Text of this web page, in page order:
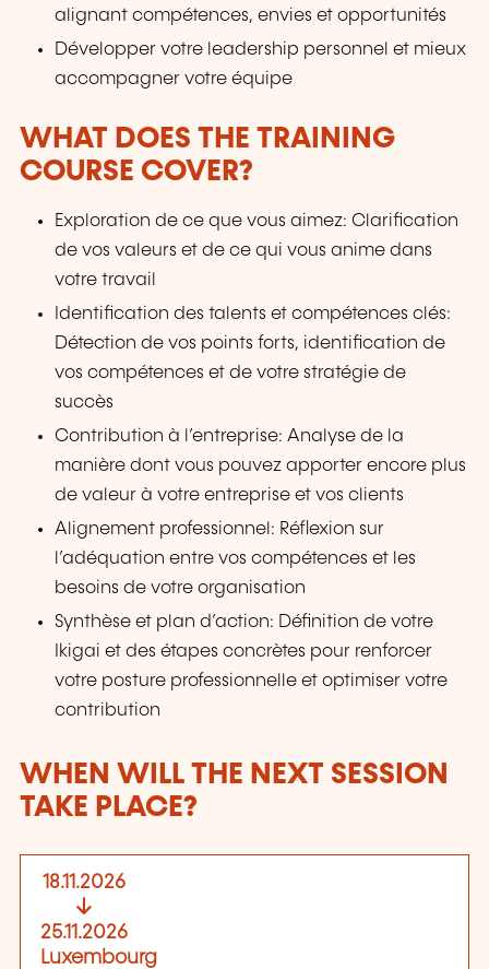
alignant compétences, envies et opportunités
Développer votre leadership personnel et mieux
accompagner votre équipe
WHAT DOES THE TRAINING
COURSE COVER?
Exploration de ce que vous aimez: Clarification
de vos valeurs et de ce qui vous anime dans
votre travail
Identification des talents et compétences clés:
Détection de vos points forts, identification de
vos compétences et de votre stratégie de
succès
Contribution à l’entreprise: Analyse de la
manière dont vous pouvez apporter encore plus
de valeur à votre entreprise et vos clients
Alignement professionnel: Réflexion sur
l’adéquation entre vos compétences et les
besoins de votre organisation
Synthèse et plan d’action: Définition de votre
Ikigai et des étapes concrètes pour renforcer
votre posture professionnelle et optimiser votre
contribution
WHEN WILL THE NEXT SESSION
TAKE PLACE?
18.11.2026
25.11.2026
Luxembourg